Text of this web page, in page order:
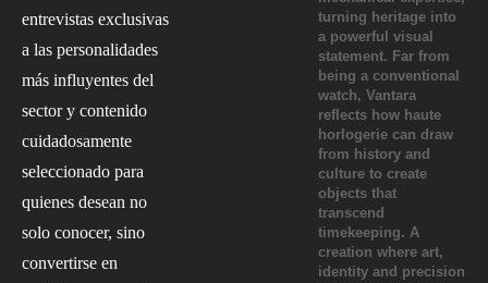
entrevistas exclusivas
a las personalidades
más influyentes del
sector y contenido
cuidadosamente
seleccionado para
quienes desean no
solo conocer, sino
convertirse en